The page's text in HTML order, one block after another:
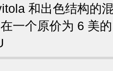
和出色结构的
一个原价为 6 美